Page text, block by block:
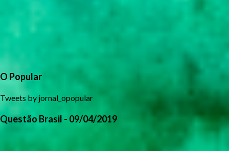
O Popular
Tweets by jornal_opopular
Questão Brasil - 09/04/2019